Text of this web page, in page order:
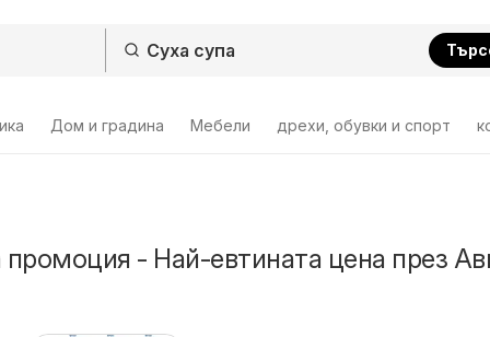
Дом и градина Мебели дрехи, обувки и спорт
промоция - Най-евтината цена през